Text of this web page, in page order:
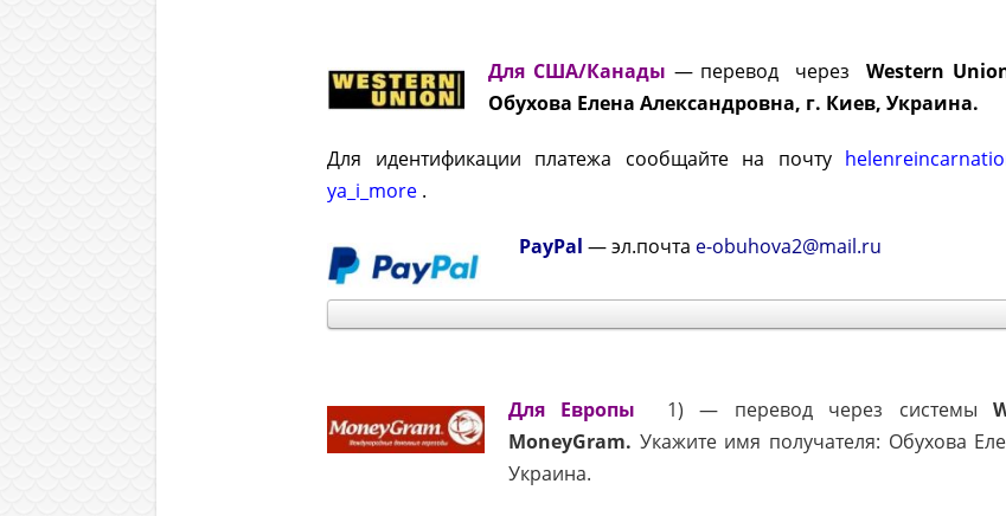
Для США/Канады — перевод через Western
Обухова Елена Александровна, г. Киев, Украина.
Для идентификации платежа сообщайте на почту helenreincarnat
ya_i_more .
PayPal — эл.почта e-obuhova2@mail.ru
Для Европы 1) — перевод через системы
MoneyGram. Укажите имя получателя: Обухова
Украина.